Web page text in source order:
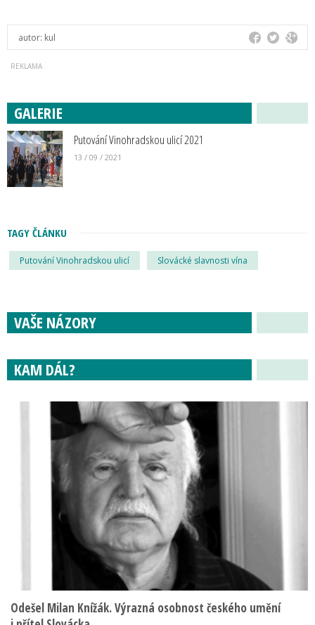
autor: kul
GALERIE
Putování Vinohradskou ulicí 2021
13 / 09 / 2021
TAGY ČLÁNKU
Putování Vinohradskou ulicí Slovácké slavnosti vína
VAŠE NÁZORY
KAM DÁL?
Odešel Milan Knížák. Výrazná osobnost českého umění